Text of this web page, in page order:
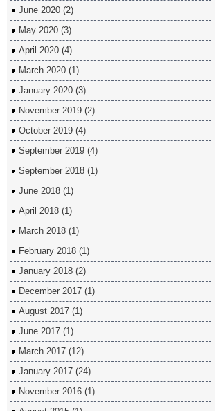
June 2020 (2)
May 2020 (3)
April 2020 (4)
March 2020 (1)
January 2020 (3)
November 2019 (2)
October 2019 (4)
September 2019 (4)
September 2018 (1)
June 2018 (1)
April 2018 (1)
March 2018 (1)
February 2018 (1)
January 2018 (2)
December 2017 (1)
August 2017 (1)
June 2017 (1)
March 2017 (12)
January 2017 (24)
November 2016 (1)